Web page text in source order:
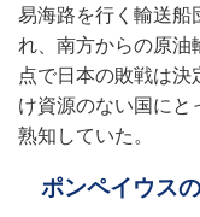
易海路を行く輸送船
れ、南方からの原油
点で日本の敗戦は
け資源のない国にと
熟知していた。
ポンペイウス